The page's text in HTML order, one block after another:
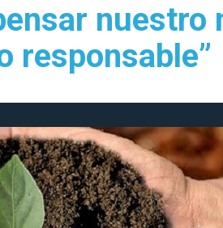
nuestro
responsable”